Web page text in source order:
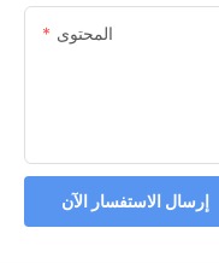
المحتوى
إرسال الاستفسار الآن